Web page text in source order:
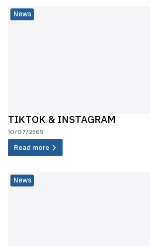
News
TIKTOK & INSTAGRAM
10/07/2569
Read more
News